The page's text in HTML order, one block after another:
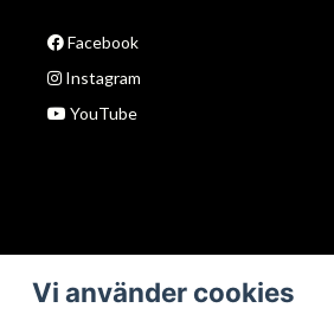
Facebook
Instagram
YouTube
Vi använder cookies